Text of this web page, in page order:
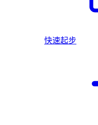
快速起步